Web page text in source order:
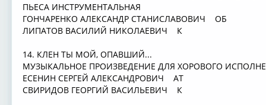
ПЬЕСА ИНСТРУМЕНТАЛЬНАЯ
ГОНЧАРЕНКО АЛЕКСАНДР СТАНИСЛАВОВИЧ ОБ
ЛИПАТОВ ВАСИЛИЙ НИКОЛАЕВИЧ К
14. КЛЕН ТЫ МОЙ, ОПАВШИЙ...
МУЗЫКАЛЬНОЕ ПРОИЗВЕДЕНИЕ ДЛЯ ХОРОВОГО
ЕСЕНИН СЕРГЕЙ АЛЕКСАНДРОВИЧ АТ
СВИРИДОВ ГЕОРГИЙ ВАСИЛЬЕВИЧ К